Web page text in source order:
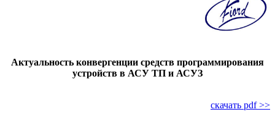
Актуальность конвергенции средств программирования
устройств в АСУ ТП и АСУЗ
скачать pdf >>